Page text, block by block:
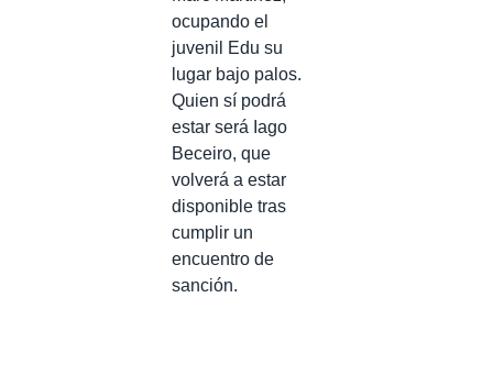
ocupando el
juvenil Edu su
lugar bajo palos.
Quien sí podrá
estar será Iago
Beceiro, que
volverá a estar
disponible tras
cumplir un
encuentro de
sanción.